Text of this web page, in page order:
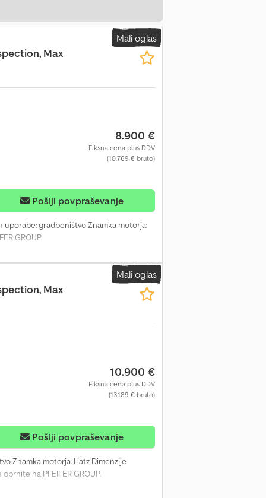
Mali oglas
Max
8.900 €
Fiksna cena plus DDV
(10.769 € bruto)
Pošlji povpraševanje
uporabe: gradbeništvo Znamka motorja:
GROUP.
Mali oglas
Max
10.900 €
Fiksna cena plus DDV
(13.189 € bruto)
Pošlji povpraševanje
Znamka motorja: Hatz Dimenzije
na PFEIFER GROUP.